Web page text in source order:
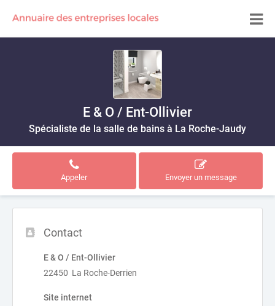
E & O / Ent-Ollivier
Spécialiste de la salle de bains à La Roche-Jaudy
Appeler Envoyer un message
Contact
E & O / Ent-Ollivier
22450 La Roche-Derrien
Site internet